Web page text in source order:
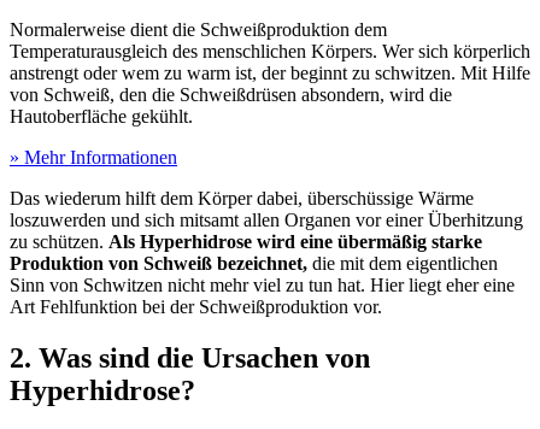
Normalerweise dient die Schweißproduktion dem
Temperaturausgleich des menschlichen Körpers. Wer sich körperlich
anstrengt oder wem zu warm ist, der beginnt zu schwitzen. Mit Hilfe
von Schweiß, den die Schweißdrüsen absondern, wird die
Hautoberfläche gekühlt.
» Mehr Informationen
Das wiederum hilft dem Körper dabei, überschüssige Wärme
loszuwerden und sich mitsamt allen Organen vor einer Überhitzung
zu schützen. Als Hyperhidrose wird eine übermäßig starke
Produktion von Schweiß bezeichnet, die mit dem eigentlichen
Sinn von Schwitzen nicht mehr viel zu tun hat. Hier liegt eher eine
Art Fehlfunktion bei der Schweißproduktion vor.
2. Was sind die Ursachen von
Hyperhidrose?